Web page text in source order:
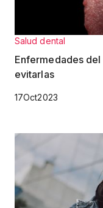
Salud dental
Enfermedades
evitarlas
17Oct2023